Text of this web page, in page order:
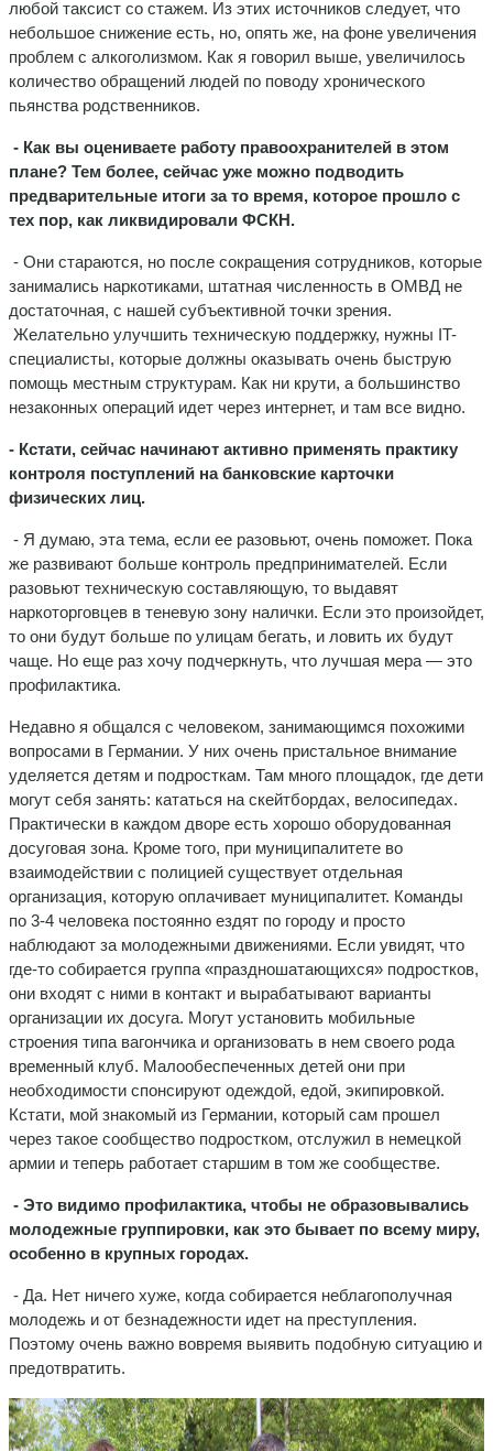
любой таксист со стажем. Из этих источников следует, что
небольшое снижение есть, но, опять же, на фоне увеличения
проблем с алкоголизмом. Как я говорил выше, увеличилось
количество обращений людей по поводу хронического
пьянства родственников.
- Как вы оцениваете работу правоохранителей в этом
плане? Тем более, сейчас уже можно подводить
предварительные итоги за то время, которое прошло с
тех пор, как ликвидировали ФСКН.
- Они стараются, но после сокращения сотрудников, которые
занимались наркотиками, штатная численность в ОМВД не
достаточная, с нашей субъективной точки зрения.
Желательно улучшить техническую поддержку, нужны IT-
специалисты, которые должны оказывать очень быструю
помощь местным структурам. Как ни крути, а большинство
незаконных операций идет через интернет, и там все видно.
- Кстати, сейчас начинают активно применять практику
контроля поступлений на банковские карточки
физических лиц.
- Я думаю, эта тема, если ее разовьют, очень поможет. Пока
же развивают больше контроль предпринимателей. Если
разовьют техническую составляющую, то выдавят
наркоторговцев в теневую зону налички. Если это произойдет,
то они будут больше по улицам бегать, и ловить их будут
чаще. Но еще раз хочу подчеркнуть, что лучшая мера — это
профилактика.
Недавно я общался с человеком, занимающимся похожими
вопросами в Германии. У них очень пристальное внимание
уделяется детям и подросткам. Там много площадок, где дети
могут себя занять: кататься на скейтбордах, велосипедах.
Практически в каждом дворе есть хорошо оборудованная
досуговая зона. Кроме того, при муниципалитете во
взаимодействии с полицией существует отдельная
организация, которую оплачивает муниципалитет. Команды
по 3-4 человека постоянно ездят по городу и просто
наблюдают за молодежными движениями. Если увидят, что
где-то собирается группа «праздношатающихся» подростков,
они входят с ними в контакт и вырабатывают варианты
организации их досуга. Могут установить мобильные
строения типа вагончика и организовать в нем своего рода
временный клуб. Малообеспеченных детей они при
необходимости спонсируют одеждой, едой, экипировкой.
Кстати, мой знакомый из Германии, который сам прошел
через такое сообщество подростком, отслужил в немецкой
армии и теперь работает старшим в том же сообществе.
- Это видимо профилактика, чтобы не образовывались
молодежные группировки, как это бывает по всему миру,
особенно в крупных городах.
- Да. Нет ничего хуже, когда собирается неблагополучная
молодежь и от безнадежности идет на преступления.
Поэтому очень важно вовремя выявить подобную ситуацию и
предотвратить.